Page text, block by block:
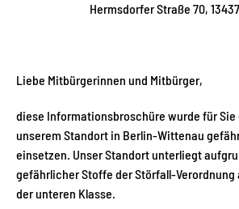
Hermsdorfer Straße 70,
Liebe Mitbürgerinnen und Mitbürger,
diese Informationsbroschüre wurde für
unserem Standort in Berlin-Wittenau
einsetzen. Unser Standort unterliegt
gefährlicher Stoffe der Störfall-
der unteren Klasse.